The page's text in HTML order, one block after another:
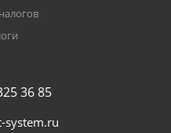
36 85
system.ru